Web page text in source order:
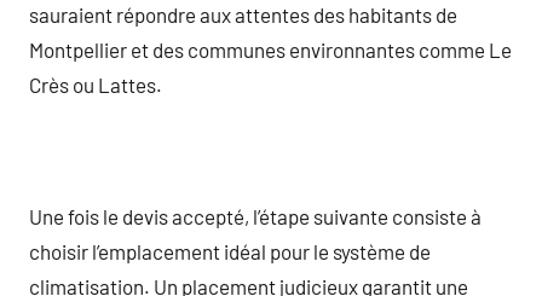
sauraient répondre aux attentes des habitants de
Montpellier et des communes environnantes comme Le
Crès ou Lattes.
Une fois le devis accepté, l’étape suivante consiste à
choisir l’emplacement idéal pour le système de
climatisation. Un placement judicieux garantit une